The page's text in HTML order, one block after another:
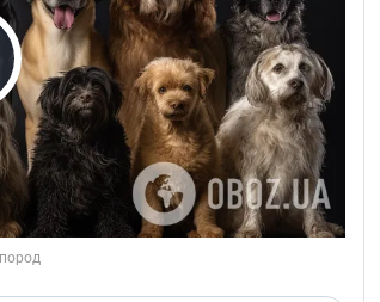
Video